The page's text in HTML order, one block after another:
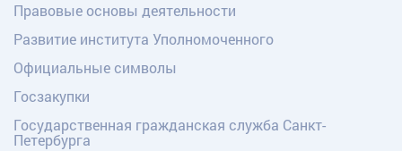
Правовые основы деятельности
Развитие института Уполномоченного
Официальные символы
Госзакупки
Государственная гражданская служба Санкт-
Петербурга